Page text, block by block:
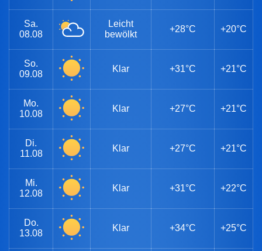
Sa.
08.08
Leicht
bewölkt
+28°C +20°C
So.
09.08
Klar +31°C +21°C
Mo.
10.08
Klar +27°C +21°C
Di.
11.08
Klar +27°C +21°C
Mi.
12.08
Klar +31°C +22°C
Do.
13.08
Klar +34°C +25°C